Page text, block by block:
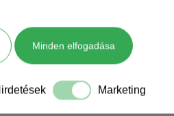
Minden elfogadása
Marketing